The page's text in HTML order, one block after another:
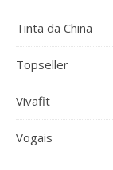
Tinta da China
Topseller
Vivafit
Vogais